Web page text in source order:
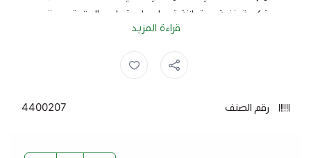
تركيبة غنية ومتوازنة تعمل على ترطيب البشرة بعمق
واستعادة نعومتها، مع حماية طبيعية تدوم طويلاً.
الفوائد:
قراءة المزيد
رقم الصنف 4400207